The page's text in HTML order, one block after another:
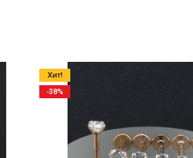
Хит!
-38%